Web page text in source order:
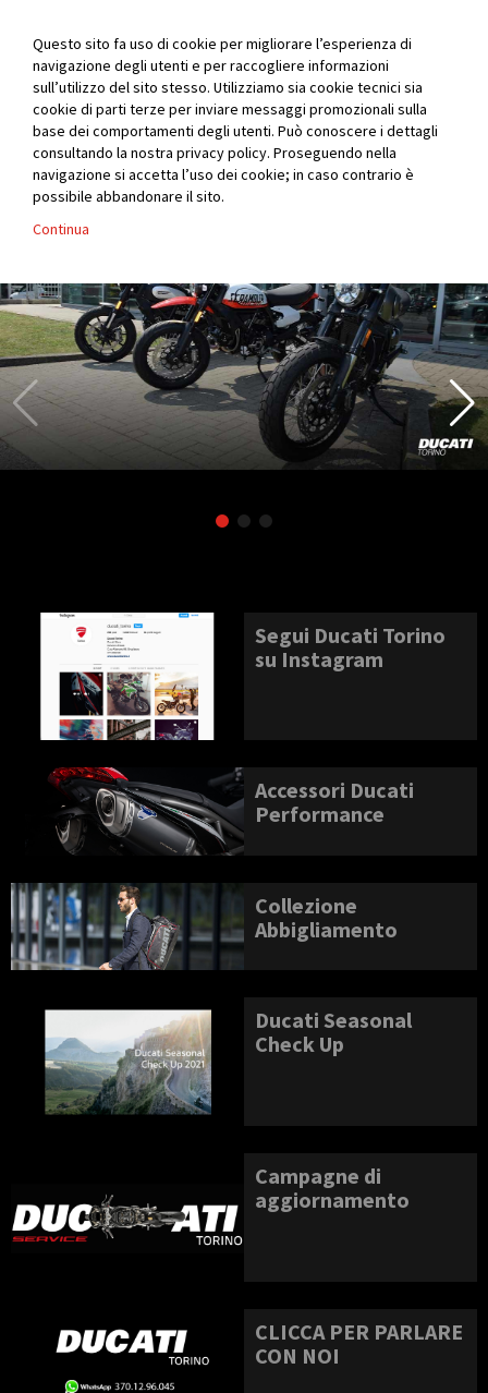
Questo sito fa uso di cookie per migliorare l’esperienza di
navigazione degli utenti e per raccogliere informazioni
sull’utilizzo del sito stesso. Utilizziamo sia cookie tecnici sia
cookie di parti terze per inviare messaggi promozionali sulla
base dei comportamenti degli utenti. Può conoscere i dettagli
consultando la nostra privacy policy. Proseguendo nella
navigazione si accetta l’uso dei cookie; in caso contrario è
possibile abbandonare il sito.
Continua
Segui Ducati Torino
su Instagram
Accessori Ducati
Performance
Collezione
Abbigliamento
Ducati Seasonal
Check Up
Campagne di
aggiornamento
CLICCA PER PARLARE
CON NOI